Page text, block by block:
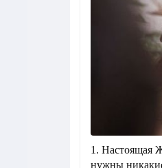
1. Настоящая
нужны